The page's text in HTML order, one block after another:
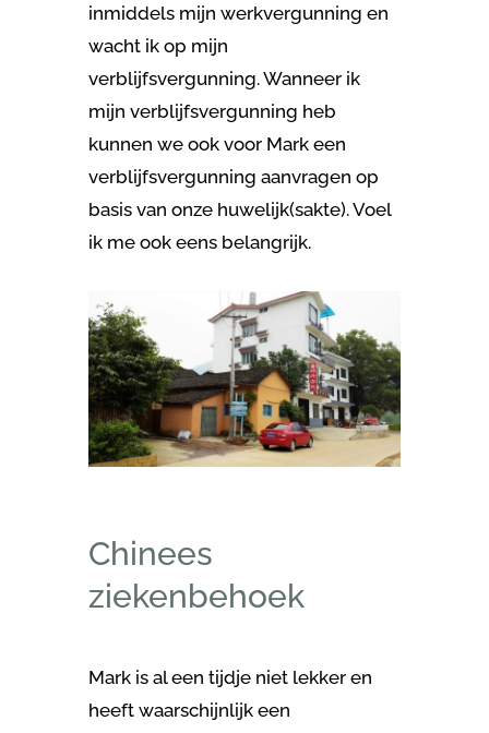
inmiddels mijn werkvergunning en
wacht ik op mijn
verblijfsvergunning. Wanneer ik
mijn verblijfsvergunning heb
kunnen we ook voor Mark een
verblijfsvergunning aanvragen op
basis van onze huwelijk(sakte). Voel
ik me ook eens belangrijk.
Chinees
ziekenbehoek
Mark is al een tijdje niet lekker en
heeft waarschijnlijk een